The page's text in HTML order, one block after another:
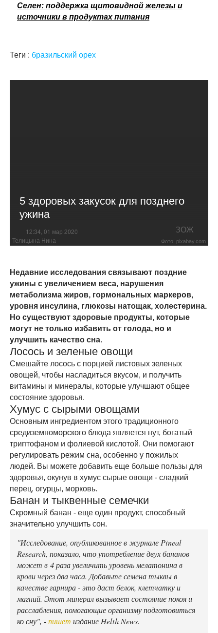
Селен: поддержка щитовидной железы и
источники в продуктах питания
Теги : бразильский орех
5 здоровых закусок для позднего
ужина
12:34, 01 мар 2020 ЗОЖ
Телицына Нина Фото: pixabay.com
Недавние исследования связывают поздние
ужины с увеличением веса, нарушения
метаболизма жиров, гормональных маркеров,
уровня инсулина, глюкозы натощак, холестерина.
Но существуют здоровые продукты, которые
могут не только избавить от голода, но и
улучшить качество сна.
Лосось и зеленые овощи
Смешайте лосось с порцией листовых зеленых
овощей, чтобы насладиться вкусом, и получить
витамины и минералы, которые улучшают общее
состояние здоровья.
Хумус с сырыми овощами
Основным ингредиентом этого традиционного
средиземноморского блюда является нут, богатый
триптофаном и фолиевой кислотой. Они помогают
регулировать режим сна, особенно у пожилых
людей. Вы можете добавить еще больше пользы для
здоровья, окунув в хумус сырые овощи - сладкий
перец, огурцы, морковь.
Банан и тыквенные семечки
Скромный банан - еще один продукт, способный
значительно улучшить сон.
"Исследование, опубликованное в журнале Pineal
Research, показало, что употребление двух бананов
может в 4 раза увеличить уровень мелатонина в
крови через два часа. Добавьте семена тыквы в
качестве гарнира - это даст белок, клетчатку и
магний. Этот минерал вызывает состояние покоя и
расслабления, помогающие организму подготовиться
ко сну", -пишет издание Helth News.